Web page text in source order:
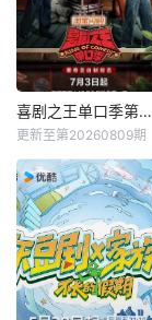
喜剧之王单口季第三季
更新至第20260809期